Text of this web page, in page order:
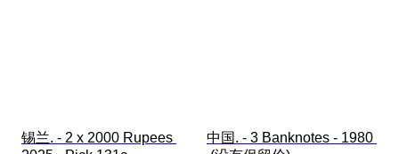
锡兰. - 2 x 2000 Rupees
中国. - 3 Banknotes - 1980